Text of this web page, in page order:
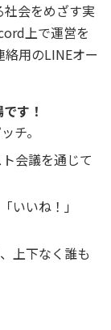
会をめざす実
上で運営を
用のLINEオー
す！
チ。
会議を通じて
いいね！」
上下なく誰も